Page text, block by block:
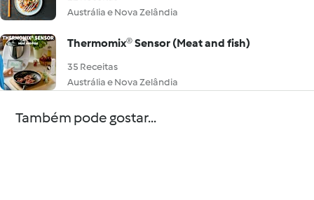
Austrália e Nova Zelândia
Thermomix® Sensor (Meat and fish)
35 Receitas
Austrália e Nova Zelândia
Também pode gostar...